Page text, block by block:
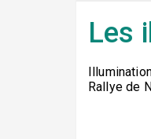
Les
Rallye de